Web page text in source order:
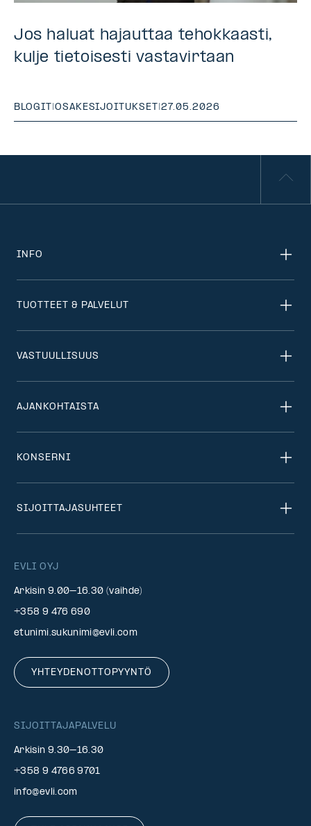
Jos haluat hajauttaa tehokkaasti,
kulje tietoisesti vastavirtaan
BLOGIT |OSAKESIJOITUKSET |27.05.2026
EVLI OYJ
Arkisin 9.00–16.30 (vaihde)
+358 9 476 690
etunimi.sukunimi@evli.com
YHTEYDENOTTOPYYNTÖ
SIJOITTAJAPALVELU
Arkisin 9.30–16.30
+358 9 4766 9701
info@evli.com
INFO
TUOTTEET & PALVELUT
VASTUULLISUUS
AJANKOHTAISTA
KONSERNI
SIJOITTAJASUHTEET